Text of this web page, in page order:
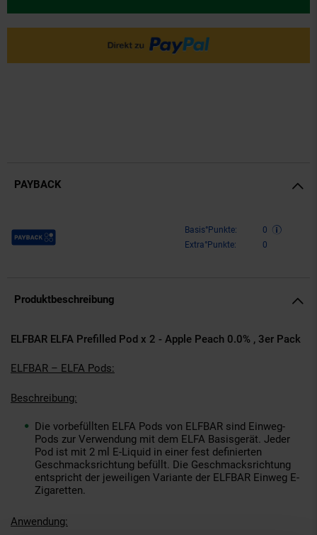
PAYBACK
Payback Punkte Basis°Punkte:
0
Extra°Punkte:
0
Produktbeschreibung
ELFBAR ELFA Prefilled Pod x 2 - Apple Peach 0.0% , 3er Pack
ELFBAR – ELFA Pods:
Beschreibung:
Die vorbefüllten ELFA Pods von ELFBAR sind Einweg-
Pods zur Verwendung mit dem ELFA Basisgerät. Jeder
Pod ist mit 2 ml E-Liquid in einer fest definierten
Geschmacksrichtung befüllt. Die Geschmacksrichtung
entspricht der jeweiligen Variante der ELFBAR Einweg E-
Zigaretten.
Anwendung: